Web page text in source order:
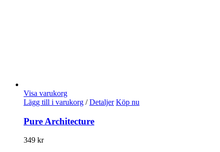
Visa varukorg
Lägg till i varukorg / Detaljer Köp nu
Pure Architecture
349 kr